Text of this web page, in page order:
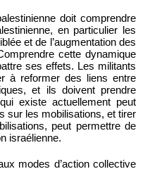
doit comprendre
en particulier les
et de l’augmentation des
cette dynamique
ses effets. Les militants
à reformer des liens entre
et ils doivent prendre
existe actuellement peut
sur les mobilisations, et tirer
peut permettre de
israélienne.
modes d’action collective